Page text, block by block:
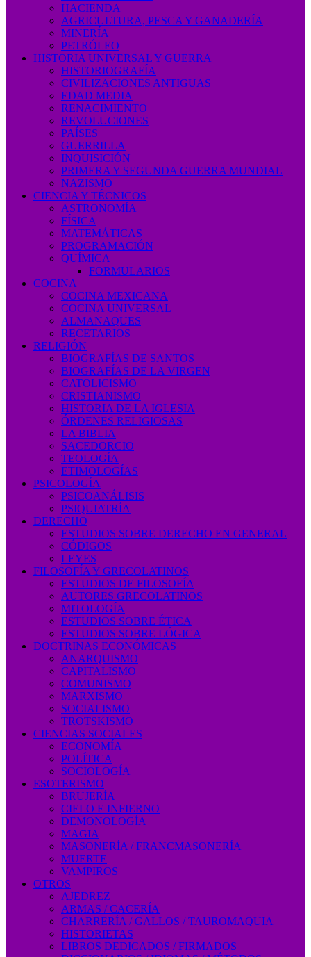
HACIENDA
AGRICULTURA, PESCA Y GANADERÍA
MINERÍA
PETRÓLEO
HISTORIA UNIVERSAL Y GUERRA
HISTORIOGRAFÍA
CIVILIZACIONES ANTIGUAS
EDAD MEDIA
RENACIMIENTO
REVOLUCIONES
PAÍSES
GUERRILLA
INQUISICIÓN
PRIMERA Y SEGUNDA GUERRA MUNDIAL
NAZISMO
CIENCIA Y TÉCNICOS
ASTRONOMÍA
FÍSICA
MATEMÁTICAS
PROGRAMACIÓN
QUÍMICA
FORMULARIOS
COCINA
COCINA MEXICANA
COCINA UNIVERSAL
ALMANAQUES
RECETARIOS
RELIGIÓN
BIOGRAFÍAS DE SANTOS
BIOGRAFÍAS DE LA VIRGEN
CATOLICISMO
CRISTIANISMO
HISTORIA DE LA IGLESIA
ÓRDENES RELIGIOSAS
LA BIBLIA
SACEDORCIO
TEOLOGÍA
ETIMOLOGÍAS
PSICOLOGÍA
PSICOANÁLISIS
PSIQUIATRÍA
DERECHO
ESTUDIOS SOBRE DERECHO EN GENERAL
CÓDIGOS
LEYES
FILOSOFÍA Y GRECOLATINOS
ESTUDIOS DE FILOSOFÍA
AUTORES GRECOLATINOS
MITOLOGÍA
ESTUDIOS SOBRE ÉTICA
ESTUDIOS SOBRE LÓGICA
DOCTRINAS ECONÓMICAS
ANARQUISMO
CAPITALISMO
COMUNISMO
MARXISMO
SOCIALISMO
TROTSKISMO
CIENCIAS SOCIALES
ECONOMÍA
POLÍTICA
SOCIOLOGÍA
ESOTERISMO
BRUJERÍA
CIELO E INFIERNO
DEMONOLOGÍA
MAGIA
MASONERÍA / FRANCMASONERÍA
MUERTE
VAMPIROS
OTROS
AJEDREZ
ARMAS / CACERÍA
CHARRERÍA / GALLOS / TAUROMAQUIA
HISTORIETAS
LIBROS DEDICADOS / FIRMADOS